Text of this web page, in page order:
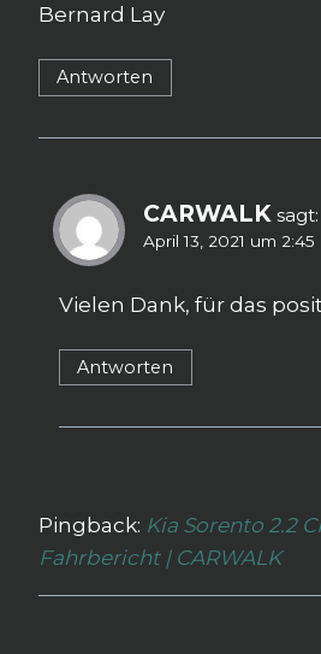
Bernard Lay
Antworten
CARWALK sagt:
April 13, 2021 um 2:45
Vielen Dank, für das
Antworten
Pingback: Kia Sorento 2.2
Fahrbericht | CARWALK